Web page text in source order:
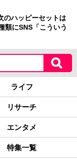
のハッピーセットは
類にSNS「こういう
ライフ
リサーチ
エンタメ
特集一覧